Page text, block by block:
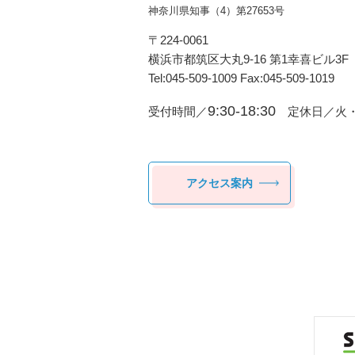
神奈川県知事（4）第27653号
〒224-0061
横浜市都筑区⼤丸9-16 第1幸喜ビル3F
Tel:045-509-1009 Fax:045-509-1019
受付時間／9:30-18:30 定休日／火
アクセス案内